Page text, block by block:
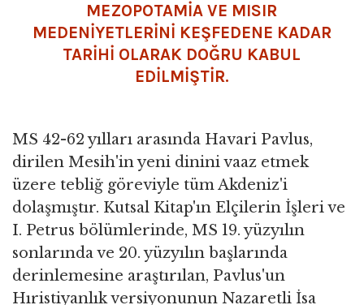
MEZOPOTAMİA VE MISIR
MEDENİYETLERİNİ KEŞFEDENE KADAR
TARİHİ OLARAK DOĞRU KABUL
EDİLMİŞTİR.
MS 42-62 yılları arasında Havari Pavlus,
dirilen Mesih'in yeni dinini vaaz etmek
üzere tebliğ göreviyle tüm Akdeniz'i
dolaşmıştır. Kutsal Kitap'ın Elçilerin İşleri ve
I. Petrus bölümlerinde, MS 19. yüzyılın
sonlarında ve 20. yüzyılın başlarında
derinlemesine araştırılan, Pavlus'un
Hıristiyanlık versiyonunun Nazaretli İsa